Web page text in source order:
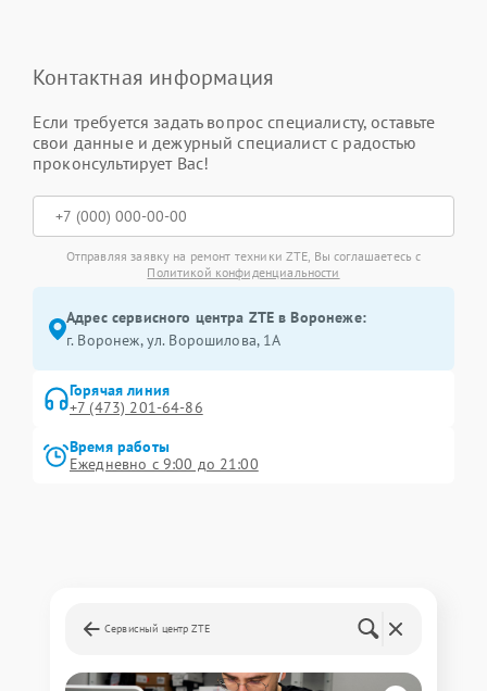
Контактная информация
Если требуется задать вопрос специалисту, оставьте
свои данные и дежурный специалист с радостью
проконсультирует Вас!
Отправляя заявку на ремонт техники ZTE, Вы соглашаетесь с
Политикой конфиденциальности
Адрес сервисного центра ZTE в Воронеже:
г. Воронеж, ул. Ворошилова, 1А
Горячая линия
+7 (473) 201-64-86
Время работы
Ежедневно с 9:00 до 21:00
Сервисный центр ZTE